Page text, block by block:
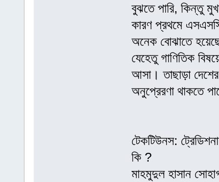
বুঝতে পারি, কিন্তু
কারণ প্রথমে
অনেক বোঝাতে
যেহেতু গাণিতিক
আসা। তাছাড়া দেশের
অনুপ্রেরণা থাকতে
টেকটিউনস:
কি ?
মাহমুদুল হাসান